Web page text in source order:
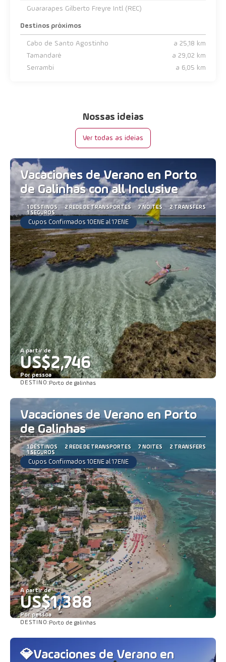
Guararapes Gilberto Freyre Intl (REC)
Destinos próximos
Cabo de Santo Agostinho
a 25,18 km
Tamandaré
a 29,02 km
Serrambi
a 6,05 km
Nossas ideias
Ver todas as ideias
Vacaciones de Verano en Porto
de Galinhas con all Inclusive
1 DESTINOS 2 REDE DE TRANSPORTES 7 NOITES
2 TRANSFERS
1 SEGUROS
Cupos Confirmados 10ENE al 17ENE
A partir de
US$2,746
Por pessoa
DESTINO:Porto de galinhas
Vacaciones de Verano en Porto
de Galinhas
1 DESTINOS 2 REDE DE TRANSPORTES 7 NOITES
2 TRANSFERS
1 SEGUROS
Cupos Confirmados 10ENE al 17ENE
A partir de
US$1,388
Por pessoa
DESTINO:Porto de galinhas
💎Vacaciones de Verano en